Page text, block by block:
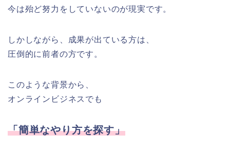
今は殆ど努力をしていないのが現実です。
しかしながら、成果が出ている方は、
圧倒的に前者の方です。
このような背景から、
オンラインビジネスでも
「簡単なやり方を探す」